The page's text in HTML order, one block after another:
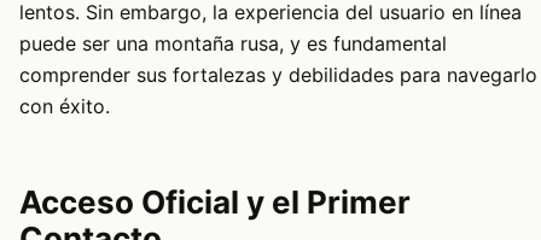
lentos. Sin embargo, la experiencia del usuario en línea
puede ser una montaña rusa, y es fundamental
comprender sus fortalezas y debilidades para navegarlo
con éxito.
Acceso Oficial y el Primer